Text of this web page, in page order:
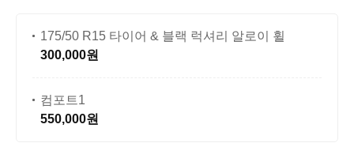
175/50 R15 타이어 & 블랙 럭셔리 알로이 휠
300,000원
컴포트1
550,000원